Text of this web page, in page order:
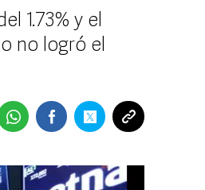
1.73% y el
no logró el